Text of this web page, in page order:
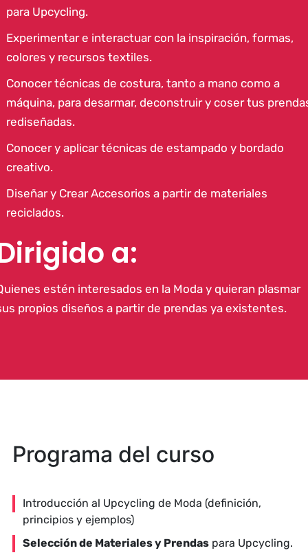
para Upcycling.
Experimentar e interactuar con la inspiración, formas,
colores y recursos textiles.
Conocer técnicas de costura, tanto a mano como a
máquina, para desarmar, deconstruir y coser tus
rediseñadas.
Conocer y aplicar técnicas de estampado y bordado
creativo.
Diseñar y Crear Accesorios a partir de materiales
reciclados.
a:
estén interesados en la Moda y quieran plasmar
propios diseños a partir de prendas ya existentes.
Programa del curso
Introducción al Upcycling de Moda (definición,
principios y ejemplos)
Selección de Materiales y Prendas para Upcycling.